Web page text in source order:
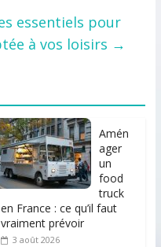
essentiels pour
à vos loisirs →
Amén
ager
un
food
truck
en France : ce qu’il faut
vraiment prévoir
3 août 2026